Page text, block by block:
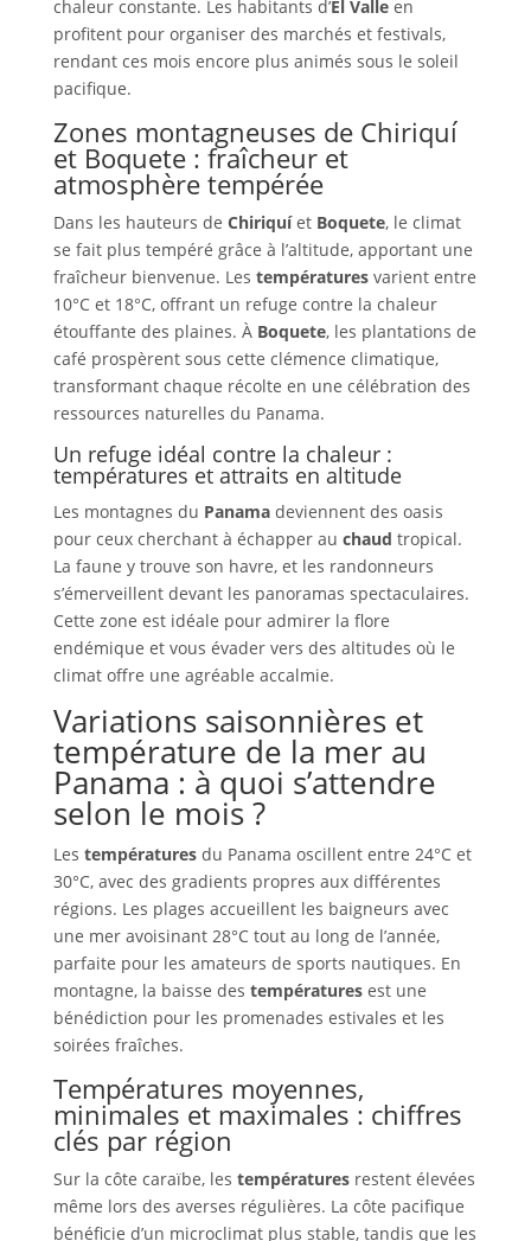
chaleur constante. Les habitants d’El Valleen
profitent pour organiser des marchés et festivals,
rendant ces mois encore plus animés sous le soleil
pacifique.
Zones montagneuses de Chiriquí
et Boquete : fraîcheur et
atmosphère tempérée
Dans les hauteurs de Chiriquíet Boquete, le climat
se fait plus tempéré grâce à l’altitude, apportant une
fraîcheur bienvenue. Les températuresvarient entre
10°C et 18°C, offrant un refuge contre la chaleur
étouffante des plaines. À Boquete, les plantations de
café prospèrent sous cette clémence climatique,
transformant chaque récolte en une célébration des
ressources naturelles du Panama.
Un refuge idéal contre la chaleur :
températures et attraits en altitude
Les montagnes du Panamadeviennent des oasis
pour ceux cherchant à échapper au chaud tropical.
La faune y trouve son havre, et les randonneurs
s’émerveillent devant les panoramas spectaculaires.
Cette zone est idéale pour admirer la flore
endémique et vous évader vers des altitudes où le
climat offre une agréable accalmie.
Variations saisonnières et
température de la mer au
Panama : à quoi s’attendre
selon le mois ?
Les températuresdu Panama oscillent entre 24°C et
30°C, avec des gradients propres aux différentes
régions. Les plages accueillent les baigneurs avec
une mer avoisinant 28°C tout au long de l’année,
parfaite pour les amateurs de sports nautiques. En
montagne, la baisse des températuresest une
bénédiction pour les promenades estivales et les
soirées fraîches.
Températures moyennes,
minimales et maximales : chiffres
clés par région
Sur la côte caraïbe, les températuresrestent élevées
même lors des averses régulières. La côte pacifique
bénéficie d’un microclimat plus stable, tandis que les